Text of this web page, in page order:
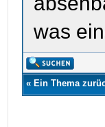
was
« Ein Thema